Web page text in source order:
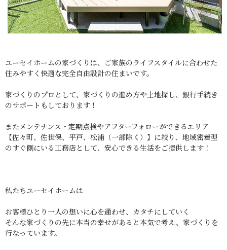
ユーセイホームの家づくりは、ご家族のライフスタイルに合わせた
住みやすく快適な完全自由設計の住まいです。
家づくりのプロとして、家づくりの進め方や土地探し、銀行手続き
のサポートもしております！
またメンテナンス・定期点検やアフターフォローができるエリア
【佐々町、佐世保、平戸、松浦（一部除く）】に絞り、地域密着型
のすぐ側にいる工務店として、安心できる生活をご提供します！
私たちユーセイホームは
お客様ひとり一人の想いに心を通わせ、カタチにしていく
そんな家づくりの先に本当の幸せがあると本気で考え、家づくりを
行なっています。